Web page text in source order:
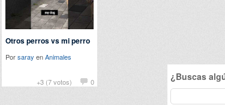
+3 (7 votos)
0
Otros perros vs mi perro
Porsaray enAnimales
¿Buscas